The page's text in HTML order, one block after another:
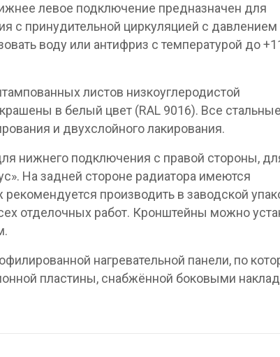
левое подключение предназначен для
с принудительной циркуляцией с
воду или антифриз с температурой до
листов низкоуглеродистой
в белый цвет (RAL 9016). Все
и двухслойного лакирования.
нижнего подключения с правой стороны,
На задней стороне радиатора имеются
производить в заводской
отделочных работ. Кронштейны можно
нагревательной панели, по
пластины, снабжённой боковыми